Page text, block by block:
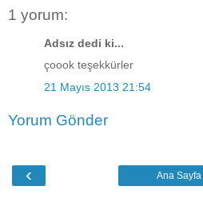
1 yorum:
Adsız dedi ki...
çoook teşekkürler
21 Mayıs 2013 21:54
Yorum Gönder
‹ Ana Sayfa